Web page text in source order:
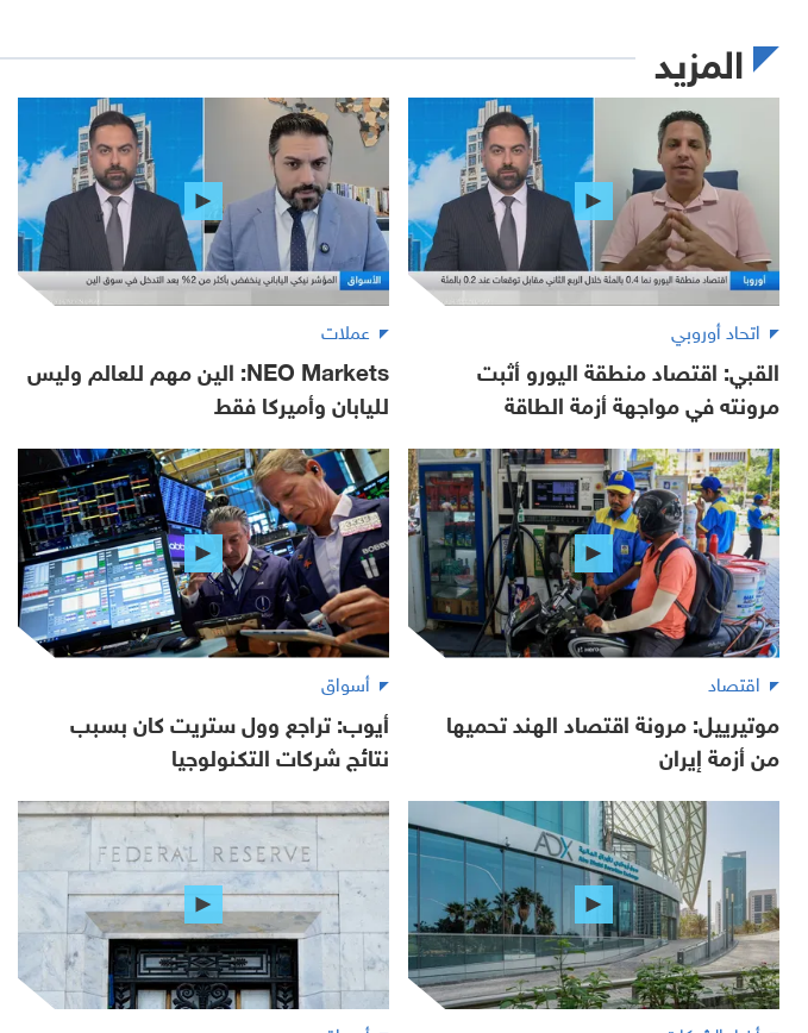
المزيد
اتحاد أوروبي
القبي: اقتصاد منطقة اليورو أثبت
مرونته في مواجهة أزمة الطاقة
عملات
NEO Markets: الين مهم للعالم وليس
لليابان وأميركا فقط
اقتصاد
موتيرييل: مرونة اقتصاد الهند تحميها
من أزمة إيران
أسواق
أيوب: تراجع وول ستريت كان بسبب
نتائج شركات التكنولوجيا